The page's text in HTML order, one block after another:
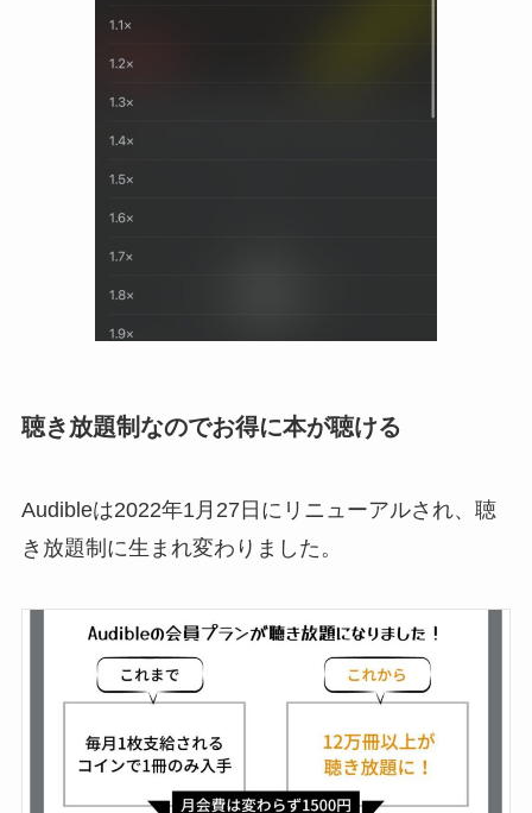
聴き放題制なのでお得に本が聴ける
Audibleは2022年1月27日にリニューアルされ、聴
き放題制に生まれ変わりました。